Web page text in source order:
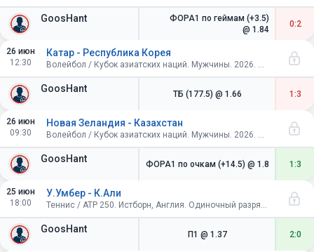
GoosHant
ФОРА1 по геймам (+3.5)
@ 1.84
0:2
26 июн
12:30
GoosHant
Катар - Республика Корея
Волейбол / Кубок азиатских наций. Мужчины. 2026. Индия. Групповой этап
ТБ (177.5) @ 1.66 1:3
26 июн
09:30
GoosHant
Новая Зеландия - Казахстан
Волейбол / Кубок азиатских наций. Мужчины. 2026. Индия. Групповой этап
ФОРА1 по очкам (+14.5) @ 1.8 1:3
25 июн
18:00
GoosHant
У.Умбер - К.Али
Теннис / ATP 250. Истборн, Англия. Одиночный разряд. 1/4 финала
П1 @ 1.37 2:0